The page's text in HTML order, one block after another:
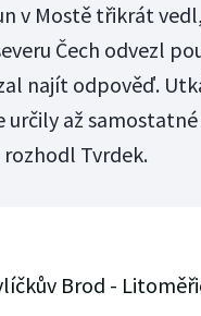
v Mostě třikrát
Čech odvezl
najít odpověď.
určily až
rozhodl Tvrdek.
Brod -